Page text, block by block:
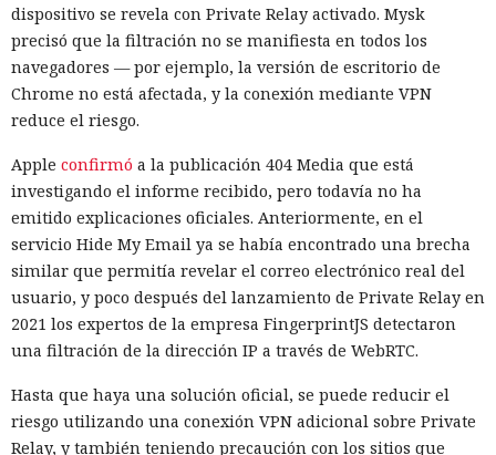
¿Una mujer? Demasiado
atrevido. Las redes neuronales
borraron a las protagonistas de
los cuentos infantiles y las
dejaron con apenas un 2%.
20:35 / 06.08.2026
Búhos sabios, lobos valientes y prácticamente sin heroínas:
bienvenidos al futuro de la literatura.
dispositivo se revela con Private Relay activado. Mysk
precisó que la filtración no se manifiesta en todos los
navegadores — por ejemplo, la versión de escritorio de
Chrome no está afectada, y la conexión mediante VPN
reduce el riesgo.
Apple confirmó a la publicación 404 Media que está
investigando el informe recibido, pero todavía no ha
emitido explicaciones oficiales. Anteriormente, en el
servicio Hide My Email ya se había encontrado una brecha
similar que permitía revelar el correo electrónico real del
usuario, y poco después del lanzamiento de Private Relay en
2021 los expertos de la empresa FingerprintJS detectaron
una filtración de la dirección IP a través de WebRTC.
Hasta que haya una solución oficial, se puede reducir el
riesgo utilizando una conexión VPN adicional sobre Private
Relay, y también teniendo precaución con los sitios que